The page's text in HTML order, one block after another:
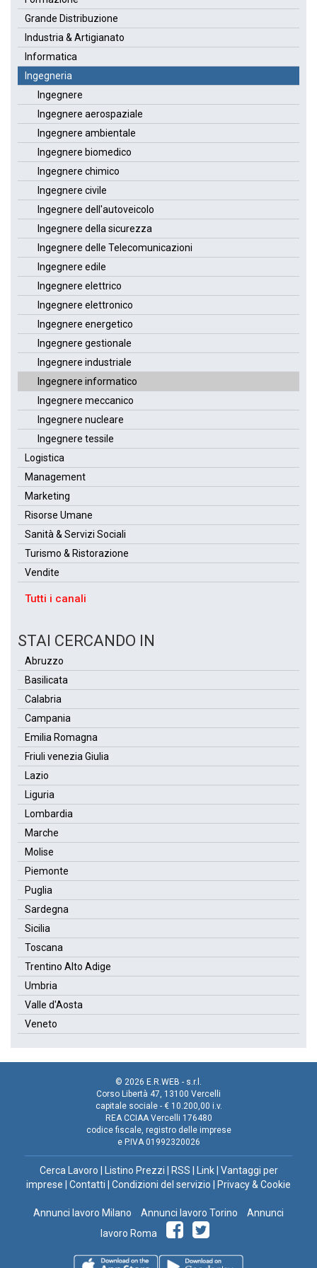
Grande Distribuzione
Industria & Artigianato
Informatica
Ingegneria
Ingegnere
Ingegnere aerospaziale
Ingegnere ambientale
Ingegnere biomedico
Ingegnere chimico
Ingegnere civile
Ingegnere dell'autoveicolo
Ingegnere della sicurezza
Ingegnere delle Telecomunicazioni
Ingegnere edile
Ingegnere elettrico
Ingegnere elettronico
Ingegnere energetico
Ingegnere gestionale
Ingegnere industriale
Ingegnere informatico
Ingegnere meccanico
Ingegnere nucleare
Ingegnere tessile
Logistica
Management
Marketing
Risorse Umane
Sanità & Servizi Sociali
Turismo & Ristorazione
Vendite
Tutti i canali
STAI CERCANDO IN
Abruzzo
Basilicata
Calabria
Campania
Emilia Romagna
Friuli venezia Giulia
Lazio
Liguria
Lombardia
Marche
Molise
Piemonte
Puglia
Sardegna
Sicilia
Toscana
Trentino Alto Adige
Umbria
Valle d'Aosta
Veneto
© 2026 E.R.WEB - s.r.l.
Corso Libertà 47, 13100 Vercelli
capitale sociale - € 10.200,00 i.v.
REA CCIAA Vercelli 176480
codice fiscale, registro delle imprese
e P.IVA 01992320026
Cerca Lavoro Listino Prezzi RSS Link| Vantaggi per
imprese
Contatti Condizioni del servizio Privacy & Cookie
Annunci lavoro Milano Annunci lavoro Torino
Annunci
lavoro Roma